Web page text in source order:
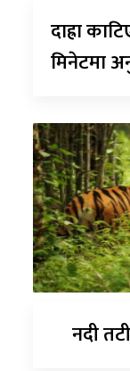
दाह्रा
मिनेटमा
नदी